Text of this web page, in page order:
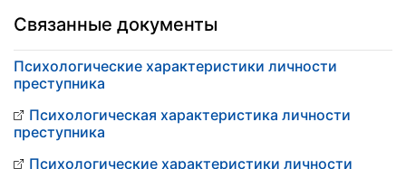
Связанные документы
Психологические характеристики личности
преступника
Психологическая характеристика личности
преступника
Психологические характеристики личности